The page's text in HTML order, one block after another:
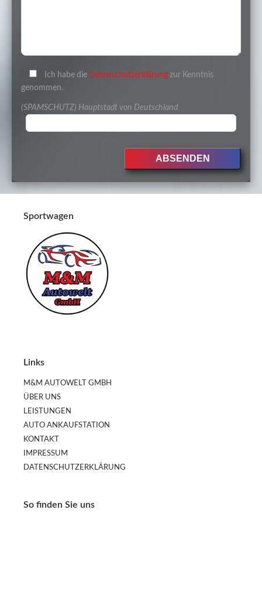
Ich habe die Datenschutzerklärung zur Kenntnis
genommen.
(SPAMSCHUTZ) Hauptstadt von Deutschland
Sportwagen
Links
M&M AUTOWELT GMBH
ÜBER UNS
LEISTUNGEN
AUTO ANKAUFSTATION
KONTAKT
IMPRESSUM
DATENSCHUTZERKLÄRUNG
So finden Sie uns